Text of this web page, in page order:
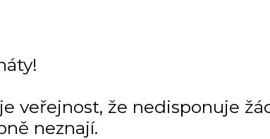
veřejnost, že nedisponuje
neznají.